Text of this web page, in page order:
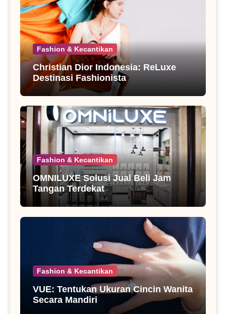
Fashion & Kecantikan
Christian Dior Indonesia: ReLuxe
Destinasi Fashionista
Fashion & Kecantikan
OMNILUXE Solusi Jual Beli Jam
Tangan Terdekat
Fashion & Kecantikan
VUE: Tentukan Ukuran Cincin Wanita
Secara Mandiri